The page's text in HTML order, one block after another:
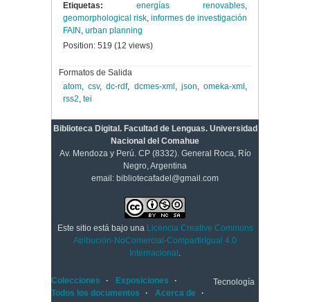
Etiquetas:
energías renovables,
geomorphological risk, informes de investigación
FAIN , urban planning
Position: 519 (12 views)
Formatos de Salida
atom,csv,dc-rdf, dcmes-xml , json,omeka-xml ,
rss2, tei
Biblioteca Digital. Facultad de Lenguas. Universidad
Nacional del Comahue
Av. Mendoza y Perú. CP (8332). General Roca, Río
Negro, Argentina
email: bibliotecafadel@gmail.com
Este sitio está bajo una Licencia Creative Commons
Atribución-NoComercial-CompartirIgual 4.0
Internacional .
Colecciones
Exposiciones
Todos los documentos
Acerca de
Tecnología